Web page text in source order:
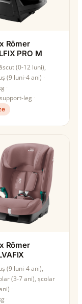
Römer
PRO M
(0-12 luni),
(9 luni-4 ani)
leg
Römer
(9 luni-4 ani),
(3-7 ani), școlar